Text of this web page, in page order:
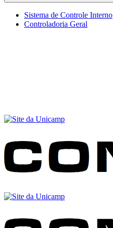
Buscar
Sistema de Controle Interno
Controladoria Geral